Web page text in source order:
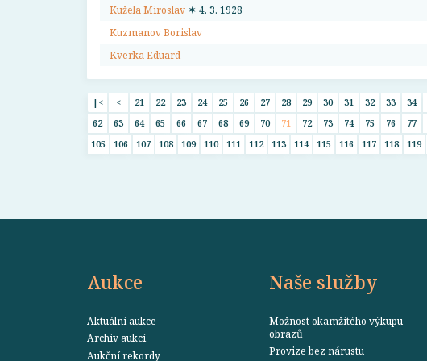
Kužela Miroslav ✶ 4. 3. 1928
Kuzmanov Borislav
Kverka Eduard
|< < 21 22 23 24 25 26 27 28 29 30 31 32 33 34
62
63 64 65 66 67 68 69 70 71 72 73 74 75 76 77
105
106 107 108 109 110 111 112 113 114 115 116 117 118 119
Aukce
Aktuální aukce
Archiv aukcí
Aukční rekordy
Naše služby
Možnost okamžitého výkupu
obrazů
Provize bez nárustu